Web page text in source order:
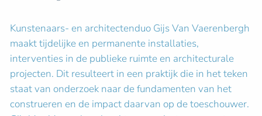
Kunstenaars- en architectenduo Gijs Van Vaerenbergh
maakt tijdelijke en permanente installaties,
interventies in de publieke ruimte en architecturale
projecten. Dit resulteert in een praktijk die in het teken
staat van onderzoek naar de fundamenten van het
construeren en de impact daarvan op de toeschouwer.